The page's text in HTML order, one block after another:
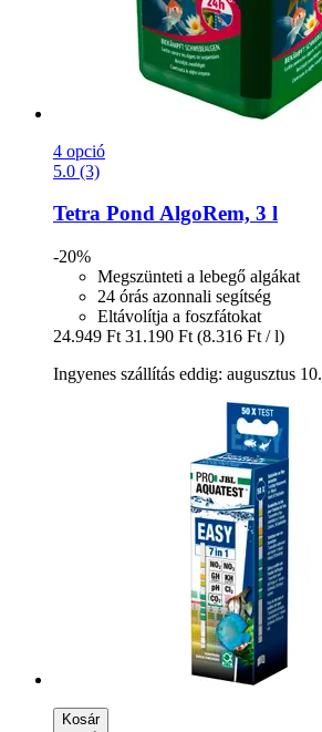
4 opció
5.0 (3)
Tetra Pond AlgoRem, 3 l
-20%
Megszünteti a lebegő algákat
24 órás azonnali segítség
Eltávolítja a foszfátokat
24.949 Ft 31.190 Ft (8.316 Ft / l)
Ingyenes szállítás eddig: augusztus 10.
Kosár